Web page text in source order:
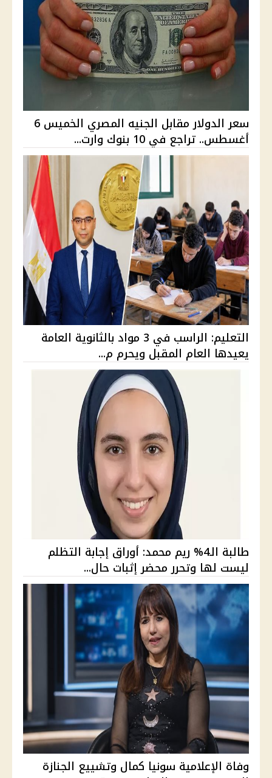
سعر الدولار مقابل الجنيه المصري الخميس 6
أغسطس.. تراجع في 10 بنوك وارت...
التعليم: الراسب في 3 مواد بالثانوية العامة
يعيدها العام المقبل ويحرم م...
طالبة الـ4% ريم محمد: أوراق إجابة التظلم
ليست لها وتحرر محضر إثبات حال...
وفاة الإعلامية سونيا كمال وتشييع الجنازة